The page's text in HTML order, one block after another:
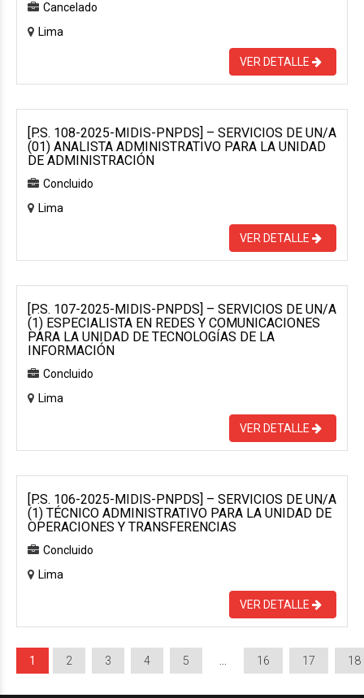
Cancelado
Lima
VER DETALLE
[P.S. 108-2025-MIDIS-PNPDS] – SERVICIOS DE UN/A
(01) ANALISTA ADMINISTRATIVO PARA LA UNIDAD
DE ADMINISTRACIÓN
Concluido
Lima
VER DETALLE
[P.S. 107-2025-MIDIS-PNPDS] – SERVICIOS DE UN/A
(1) ESPECIALISTA EN REDES Y COMUNICACIONES
PARA LA UNIDAD DE TECNOLOGÍAS DE LA
INFORMACIÓN
Concluido
Lima
VER DETALLE
[P.S. 106-2025-MIDIS-PNPDS] – SERVICIOS DE UN/A
(1) TÉCNICO ADMINISTRATIVO PARA LA UNIDAD DE
OPERACIONES Y TRANSFERENCIAS
Concluido
Lima
VER DETALLE
1 2 3 4 5 16 17 18